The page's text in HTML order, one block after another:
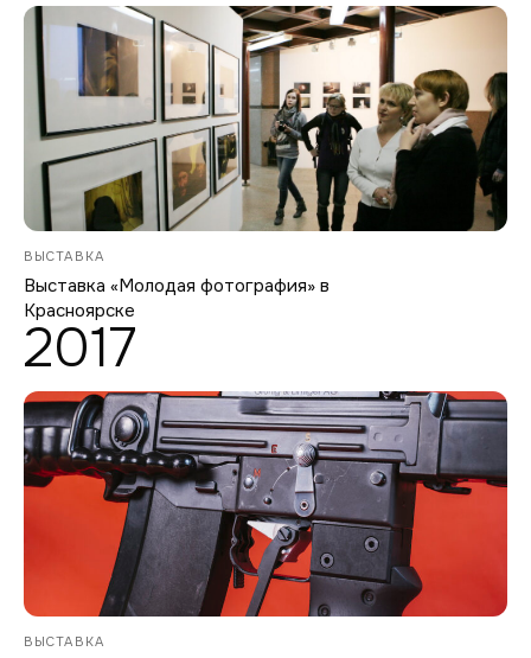
ВЫСТАВКА
Выставка «Молодая фотография» в
Красноярске
2017
ВЫСТАВКА